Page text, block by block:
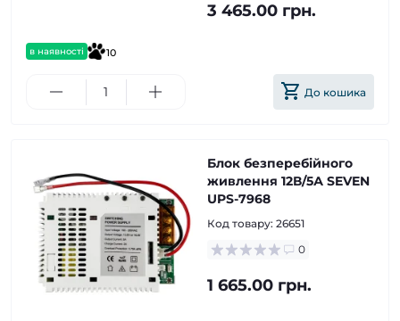
в наявності 10
3 465.00 грн.
До кошика
Блок безперебійного
живлення 12В/5А SEVEN
UPS-7968
Код товару: 26651
0
1 665.00 грн.